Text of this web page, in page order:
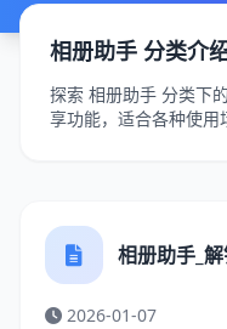
相册助手 分类介
探索 相册助手 分类下
享功能，适合各种使用
相册助手_
2026-01-07